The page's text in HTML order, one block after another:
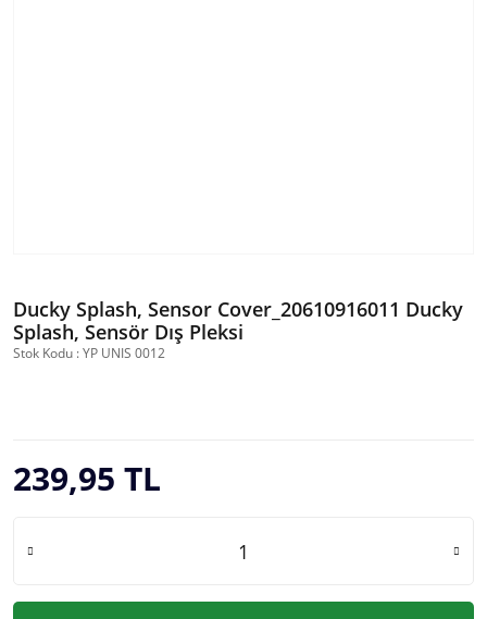
Ducky Splash, Sensor Cover_20610916011 Ducky
Splash, Sensör Dış Pleksi
Stok Kodu : YP UNIS 0012
239,95 TL